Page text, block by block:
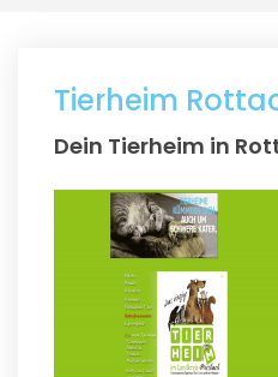
Tierheim
Dein Tierheim in